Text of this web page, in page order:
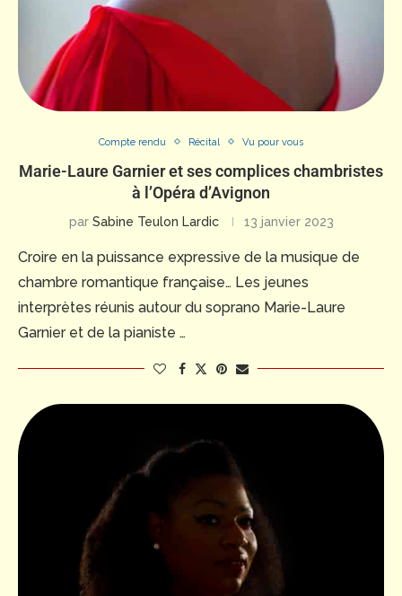
Compte rendu Récital Vu pour vous
Marie-Laure Garnier et ses complices chambristes
à l’Opéra d’Avignon
par Sabine Teulon Lardic 13 janvier 2023
Croire en la puissance expressive de la musique de
chambre romantique française… Les jeunes
interprètes réunis autour du soprano Marie-Laure
Garnier et de la pianiste …